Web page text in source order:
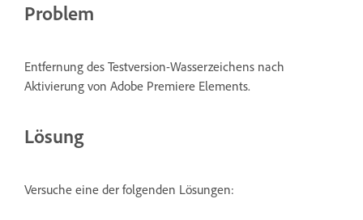
Problem
Entfernung des Testversion-Wasserzeichens nach
Aktivierung von Adobe Premiere Elements.
Lösung
Versuche eine der folgenden Lösungen: